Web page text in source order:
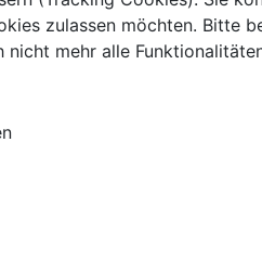
zulassen möchten. Bitte
nicht mehr alle